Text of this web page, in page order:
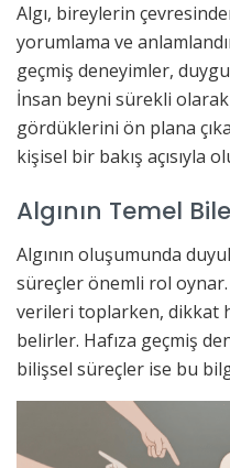
Algı, bireylerin
yorumlama ve
geçmiş deneyimler,
İnsan beyni sürekli
gördüklerini ön plana
kişisel bir bakış açısıyla
Algının Temel
Algının oluşumunda
süreçler önemli rol
verileri toplarken, dikkat
belirler. Hafıza geçmiş
bilişsel süreçler ise bu